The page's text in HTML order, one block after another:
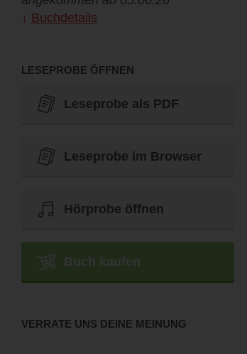
Buchdetails
LESEPROBE ÖFFNEN
Leseprobe als PDF
Leseprobe im Browser
Hörprobe öffnen
Buch kaufen
VERRATE UNS DEINE MEINUNG